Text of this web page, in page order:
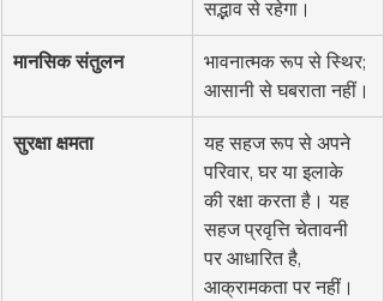
सद्भाव से रहेगा।
मानसिक संतुलन
भावनात्मक रूप से स्थिर;
आसानी से घबराता नहीं।
सुरक्षा क्षमता
यह सहज रूप से अपने
परिवार, घर या इलाके
की रक्षा करता है। यह
सहज प्रवृत्ति चेतावनी
पर आधारित है,
आक्रामकता पर नहीं।